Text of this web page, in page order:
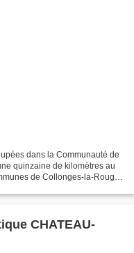
dans la Communauté de
quinzaine de kilomètres au
de Collonges-la-Rouge
CHATEAU-